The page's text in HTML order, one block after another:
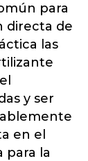
para
directa de
las
y ser
en el
para la